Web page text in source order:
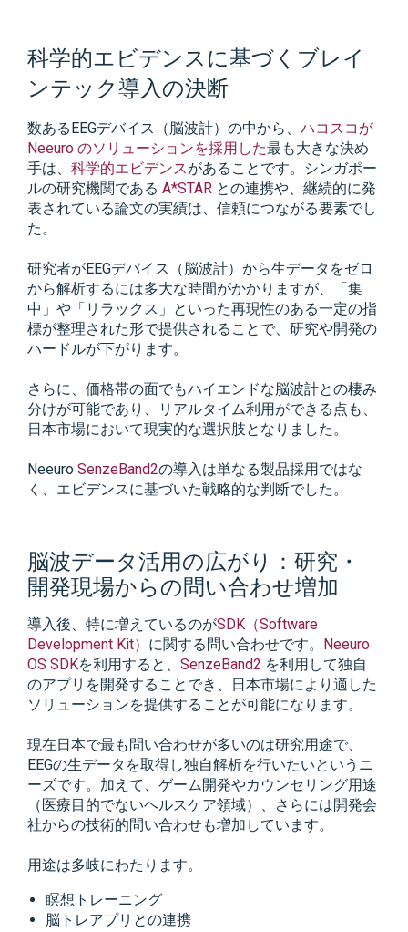
科学的エビデンスに基づくブレイ
ンテック導入の決断
数あるEEGデバイス（脳波計）の中から、 ハコスコが
Neeuro のソリューションを採用した最も大きな決め
手は、 科学的エビデンスがあることです。シンガポー
ルの研究機関である A*STAR との連携や、継続的に発
表されている論文の実績は、信頼につながる要素でし
た。
研究者がEEGデバイス（脳波計）から生データをゼロ
から解析するには多大な時間がかかりますが、「集
中」や「リラックス」といった再現性のある一定の指
標が整理された形で提供されることで、研究や開発の
ハードルが下がります。
さらに、価格帯の面でもハイエンドな脳波計との棲み
分けが可能であり、リアルタイム利用ができる点も、
日本市場において現実的な選択肢となりました。
Neeuro SenzeBand2の導入は単なる製品採用ではな
く、エビデンスに基づいた戦略的な判断でした。
脳波データ活用の広がり：研究・
開発現場からの問い合わせ増加
導入後、特に増えているのがSDK（Software
Development Kit） に関する問い合わせです。
Neeuro
OS SDKを利用すると、 SenzeBand2 を利用して独自
のアプリを開発することでき、日本市場により適した
ソリューションを提供することが可能になります。
現在日本で最も問い合わせが多いのは研究用途で、
EEGの生データを取得し独自解析を行いたいというニ
ーズです。加えて、ゲーム開発やカウンセリング用途
（医療目的でないヘルスケア領域）、さらには開発会
社からの技術的問い合わせも増加しています。
用途は多岐にわたります。
瞑想トレーニング
脳トレアプリとの連携